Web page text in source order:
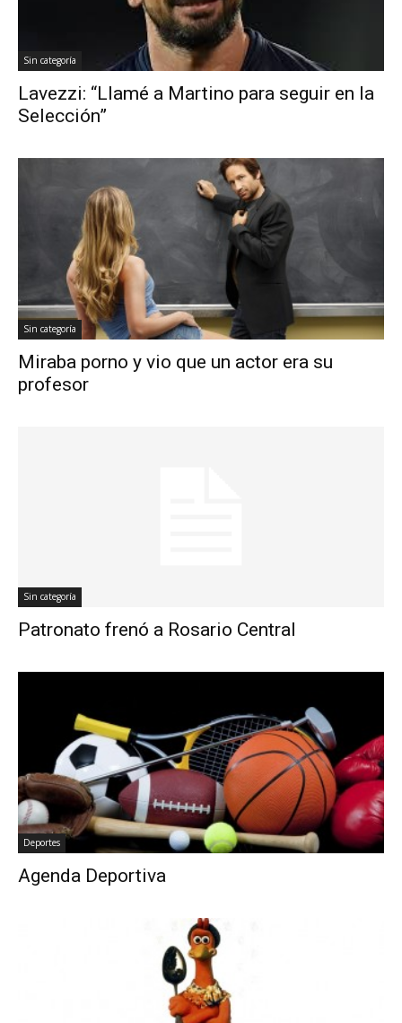
Sin categoría
Lavezzi: “Llamé a Martino para seguir en la
Selección”
Sin categoría
Miraba porno y vio que un actor era su
profesor
Sin categoría
Patronato frenó a Rosario Central
Deportes
Agenda Deportiva